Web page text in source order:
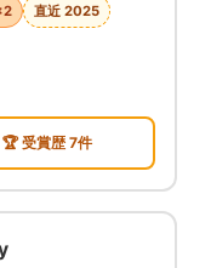
直近 2025
🏆 受賞歴 7件